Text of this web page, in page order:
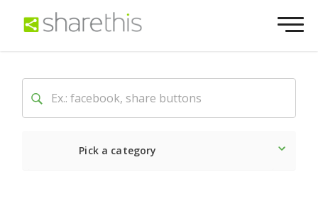
Pick a category